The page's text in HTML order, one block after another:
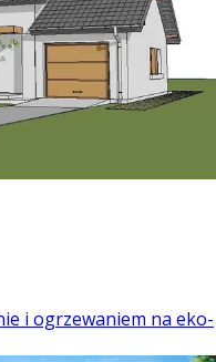
i ogrzewaniem na eko-